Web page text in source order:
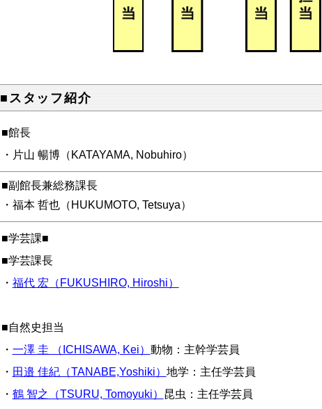
■スタッフ紹介
■館長
・片山 暢博（KATAYAMA, Nobuhiro）
■副館長兼総務課長
・ 福本 哲也（HUKUMOTO, Tetsuya）
■学芸課■
■学芸課長
・ 福代 宏（FUKUSHIRO, Hiroshi）
■自然史担当
・ 一澤 圭 （ICHISAWA, Kei） 動物：主幹学芸員
・ 田邉 佳紀（TANABE,Yoshiki） 地学：主任学芸員
・ 鶴 智之（TSURU, Tomoyuki） 昆虫：主任学芸員